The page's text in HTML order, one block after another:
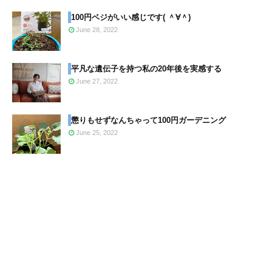
100円ベジがいい感じです( ＾∀＾)
June 28, 2022
平凡な遺伝子を持つ私の20年後を実感する
June 27, 2022
懲りもせずなんちゃって100円ガーデニング
June 25, 2022